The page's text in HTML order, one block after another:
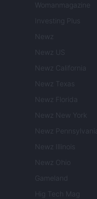
Womanmagazine
Investing Plus
Newz
Newz US
Newz California
Newz Texas
Newz Florida
Newz New York
Newz Pennsylvania
Newz Illinois
Newz Ohio
Gameland
Hig Tech Mag